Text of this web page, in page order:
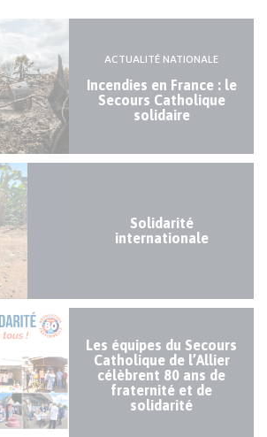
ACTUALITÉ NATIONALE
Incendies en France : le
Secours Catholique
solidaire
Solidarité
internationale
Les équipes du Secours
Catholique de l’Allier
célèbrent 80 ans de
fraternité et de
solidarité